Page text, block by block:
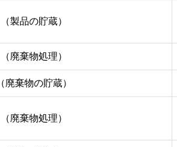
（製品の貯蔵）
（廃棄物処理）
（廃棄物の貯蔵）
（廃棄物処理）